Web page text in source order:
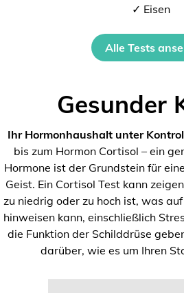
✓ Eisen
Alle Tests
Gesunder
Ihr Hormonhaushalt unter
bis zum Hormon Cortisol – ein
Hormone ist der Grundstein für
Geist. Ein Cortisol Test kann
zu niedrig oder zu hoch ist, was
hinweisen kann, einschließlich
die Funktion der Schilddrüse
darüber, wie es um Ihren